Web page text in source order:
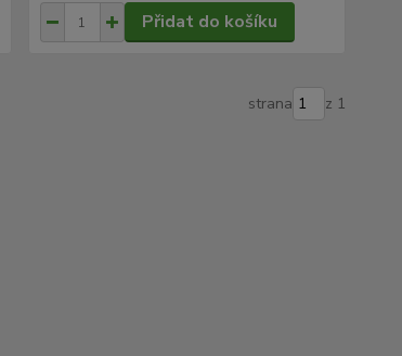
Přidat do košíku
strana z 1